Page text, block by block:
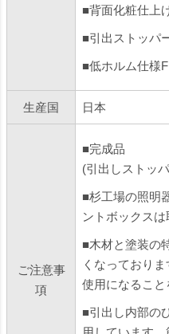
■背面化粧仕上
■引出ストッパ
■低ホルム仕
生産国 日本
ご注意事
項
■完成品
(引出しストッ
■杉工場の照明
ントボックスは
■木材と塗装の
くなっており
使用になること
■引出し内部の